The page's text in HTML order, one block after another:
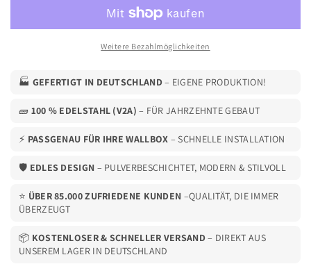
-
für
IEC
62196
Typ
2
|
&amp;
Schutz
Innen-
und
Ladekabel
-
Universell
für
IEC
62196
2
|
&amp;
Innen-
und
Weitere Bezahlmöglichkeiten
🏭 GEFERTIGT IN DEUTSCHLAND– EIGENE PRODUKTION!
🧱 100 % EDELSTAHL (V2A) – FÜR JAHRZEHNTE GEBAUT
⚡ PASSGENAU FÜR IHRE WALLBOX – SCHNELLE INSTALLATION
🛡️ EDLES DESIGN – PULVERBESCHICHTET, MODERN & STILVOLL
⭐ ÜBER 85.000 ZUFRIEDENE KUNDEN –QUALITÄT, DIE IMMER
ÜBERZEUGT
📦 KOSTENLOSER & SCHNELLER VERSAND– DIREKT AUS
UNSEREM LAGER IN DEUTSCHLAND